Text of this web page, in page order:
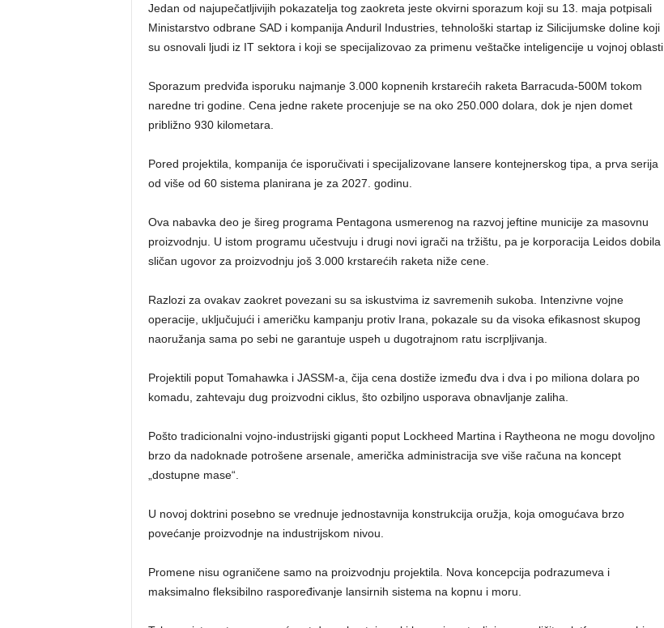
Jedan od najupečatljivijih pokazatelja tog zaokreta jeste okvirni sporazum koji su 13. maja potpisali
Ministarstvo odbrane SAD i kompanija Anduril Industries, tehnološki startap iz Silicijumske doline koji
su osnovali ljudi iz IT sektora i koji se specijalizovao za primenu veštačke inteligencije u vojnoj oblasti.
Sporazum predviđa isporuku najmanje 3.000 kopnenih krstarećih raketa Barracuda-500M tokom
naredne tri godine. Cena jedne rakete procenjuje se na oko 250.000 dolara, dok je njen domet
približno 930 kilometara.
Pored projektila, kompanija će isporučivati i specijalizovane lansere kontejnerskog tipa, a prva serija
od više od 60 sistema planirana je za 2027. godinu.
Ova nabavka deo je šireg programa Pentagona usmerenog na razvoj jeftine municije za masovnu
proizvodnju. U istom programu učestvuju i drugi novi igrači na tržištu, pa je korporacija Leidos dobila
sličan ugovor za proizvodnju još 3.000 krstarećih raketa niže cene.
Razlozi za ovakav zaokret povezani su sa iskustvima iz savremenih sukoba. Intenzivne vojne
operacije, uključujući i američku kampanju protiv Irana, pokazale su da visoka efikasnost skupog
naoružanja sama po sebi ne garantuje uspeh u dugotrajnom ratu iscrpljivanja.
Projektili poput Tomahawka i JASSM-a, čija cena dostiže između dva i dva i po miliona dolara po
komadu, zahtevaju dug proizvodni ciklus, što ozbiljno usporava obnavljanje zaliha.
Pošto tradicionalni vojno-industrijski giganti poput Lockheed Martina i Raytheona ne mogu dovoljno
brzo da nadoknade potrošene arsenale, američka administracija sve više računa na koncept
„dostupne mase“.
U novoj doktrini posebno se vrednuje jednostavnija konstrukcija oružja, koja omogućava brzo
povećanje proizvodnje na industrijskom nivou.
Promene nisu ograničene samo na proizvodnju projektila. Nova koncepcija podrazumeva i
maksimalno fleksibilno raspoređivanje lansirnih sistema na kopnu i moru.